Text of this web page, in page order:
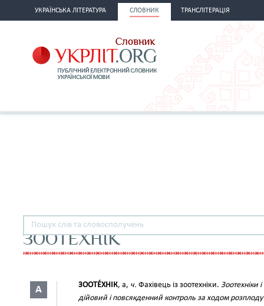
УКРАЇНСЬКА ЛІТЕРАТУРА СЛОВНИК ТРАНСЛІТЕРАЦІЯ
ЗООТЕХНІК
А ЗООТЕ́ХНІК, а, ч. Фахівець із зоотехніки. Зоотехніки
дійовий і повсякденний контроль за ходом